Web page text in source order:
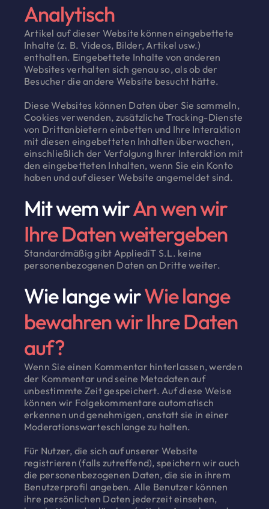
Analytisch
Artikel auf dieser Website können eingebettete
Inhalte (z. B. Videos, Bilder, Artikel usw.)
enthalten. Eingebettete Inhalte von anderen
Websites verhalten sich genau so, als ob der
Besucher die andere Website besucht hätte.
Diese Websites können Daten über Sie sammeln,
Cookies verwenden, zusätzliche Tracking-Dienste
von Drittanbietern einbetten und Ihre Interaktion
mit diesen eingebetteten Inhalten überwachen,
einschließlich der Verfolgung Ihrer Interaktion mit
den eingebetteten Inhalten, wenn Sie ein Konto
haben und auf dieser Website angemeldet sind.
Mit wem wirAn wen wir
Ihre Daten weitergeben
Standardmäßig gibt AppliediT S.L. keine
personenbezogenen Daten an Dritte weiter.
Wie lange wirWie lange
bewahren wir Ihre Daten
auf?
Wenn Sie einen Kommentar hinterlassen, werden
der Kommentar und seine Metadaten auf
unbestimmte Zeit gespeichert. Auf diese Weise
können wir Folgekommentare automatisch
erkennen und genehmigen, anstatt sie in einer
Moderationswarteschlange zu halten.
Für Nutzer, die sich auf unserer Website
registrieren (falls zutreffend), speichern wir auch
die personenbezogenen Daten, die sie in ihrem
Benutzerprofil angeben. Alle Benutzer können
ihre persönlichen Daten jederzeit einsehen,